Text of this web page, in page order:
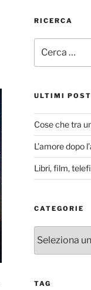
RICERCA
ULTIMI POST
Cose che tra
L’amore dopo
Libri, film,
CATEGORIE
TAG